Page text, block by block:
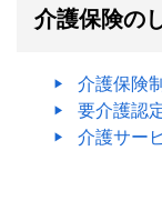
介護保険の
介護保険
要介護認
介護サー